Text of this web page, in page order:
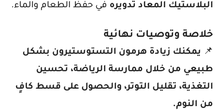
البلاستيك المعاد تدويره في حفظ الطعام والماء.
خلاصة وتوصيات نهائية
📌 يمكنك زيادة هرمون التستوستيرون بشكل
طبيعي من خلال ممارسة الرياضة، تحسين
التغذية، تقليل التوتر، والحصول على قسط كافٍ
من النوم.